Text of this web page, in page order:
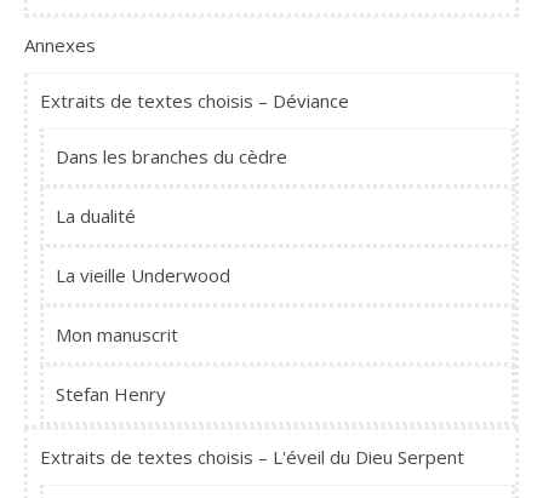
Annexes
Extraits de textes choisis – Déviance
Dans les branches du cèdre
La dualité
La vieille Underwood
Mon manuscrit
Stefan Henry
Extraits de textes choisis – L'éveil du Dieu Serpent